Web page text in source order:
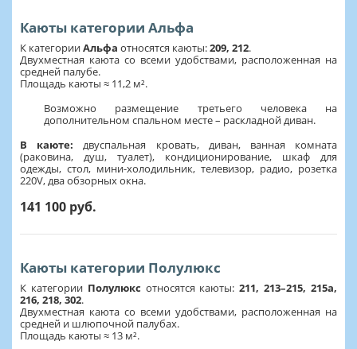
Каюты категории Альфа
К категорииАльфа относятся каюты:209, 212.
Двухместная каюта со всеми удобствами, расположенная на
средней палубе.
Площадь каюты ≈ 11,2 м².
Возможно размещение третьего человека на
дополнительном спальном месте – раскладной диван.
В каюте:двуспальная кровать, диван, ванная комната
(раковина, душ, туалет), кондиционирование, шкаф для
одежды, стол, мини-холодильник, телевизор, радио, розетка
220V, два обзорных окна.
141 100 руб.
Каюты категории Полулюкс
К категории Полулюкс относятся каюты:211, 213–215, 215а,
216, 218, 302.
Двухместная каюта со всеми удобствами, расположенная на
средней и шлюпочной палубах.
Площадь каюты ≈ 13 м².